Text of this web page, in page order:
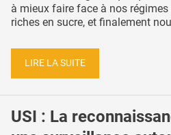
à mieux faire face à nos
riches en sucre, et finalement
LIRE LA SUITE
USI : La